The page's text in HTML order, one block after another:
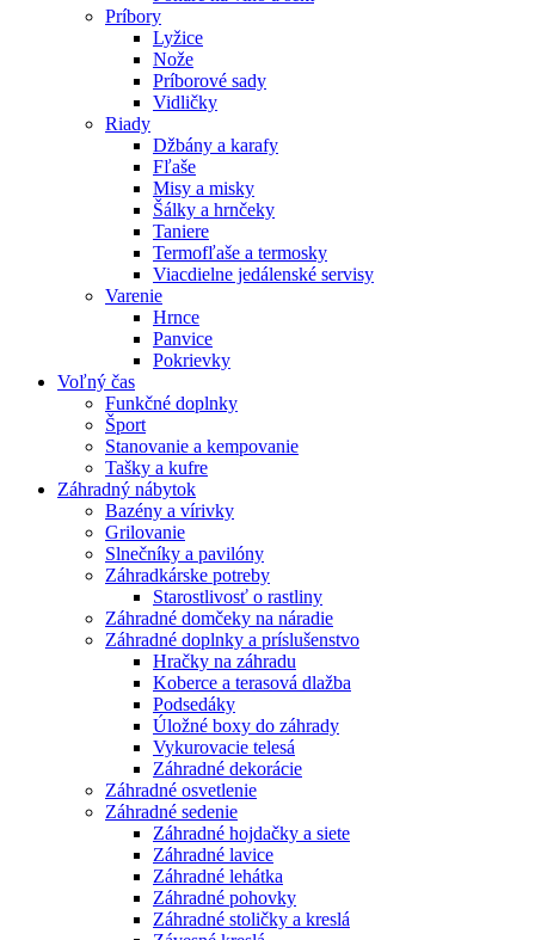
Príbory
Lyžice
Nože
Príborové sady
Vidličky
Riady
Džbány a karafy
Fľaše
Misy a misky
Šálky a hrnčeky
Taniere
Termofľaše a termosky
Viacdielne jedálenské servisy
Varenie
Hrnce
Panvice
Pokrievky
Voľný čas
Funkčné doplnky
Šport
Stanovanie a kempovanie
Tašky a kufre
Záhradný nábytok
Bazény a vírivky
Grilovanie
Slnečníky a pavilóny
Záhradkárske potreby
Starostlivosť o rastliny
Záhradné domčeky na náradie
Záhradné doplnky a príslušenstvo
Hračky na záhradu
Koberce a terasová dlažba
Podsedáky
Úložné boxy do záhrady
Vykurovacie telesá
Záhradné dekorácie
Záhradné osvetlenie
Záhradné sedenie
Záhradné hojdačky a siete
Záhradné lavice
Záhradné lehátka
Záhradné pohovky
Záhradné stoličky a kreslá